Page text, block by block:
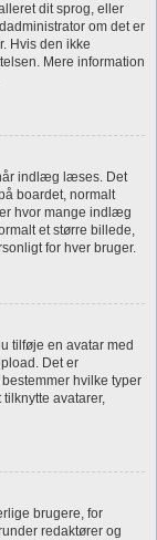
dit sprog, eller
om det er
Hvis den ikke
Mere information
indlæg læses. Det
boardet, normalt
hvor mange indlæg
et større billede,
for hver bruger.
tilføje en avatar med
Det er
hvilke typer
avatarer,
brugere, for
redaktører og